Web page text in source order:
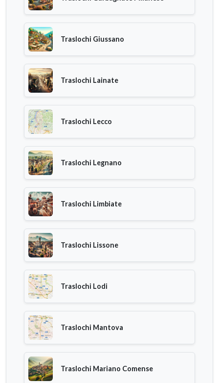
Traslochi Giussano
Traslochi Lainate
Traslochi Lecco
Traslochi Legnano
Traslochi Limbiate
Traslochi Lissone
Traslochi Lodi
Traslochi Mantova
Traslochi Mariano Comense